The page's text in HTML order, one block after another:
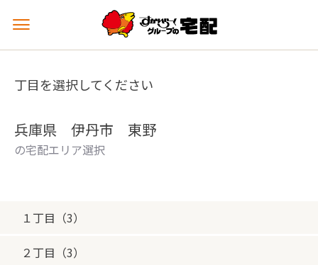
メ
ュ
を
丁目を選択してください
兵庫県 伊丹市 東野
の宅配エリア選択
１丁目（3）
２丁目（3）